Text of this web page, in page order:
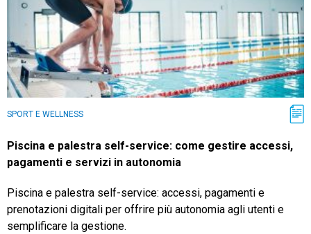
SPORT E WELLNESS
Piscina e palestra self-service: come gestire accessi,
pagamenti e servizi in autonomia
Piscina e palestra self-service: accessi, pagamenti e
prenotazioni digitali per offrire più autonomia agli utenti e
semplificare la gestione.